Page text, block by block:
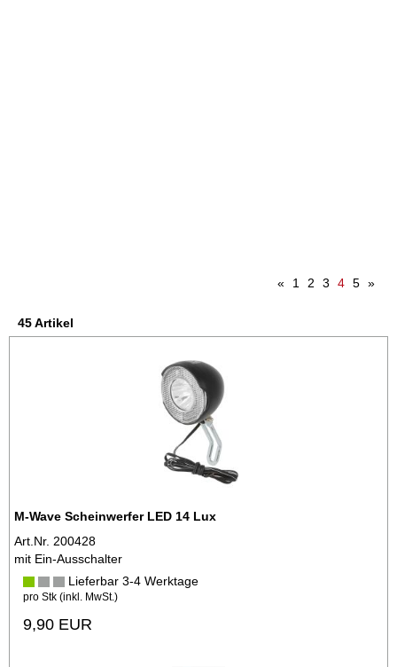
« 1 2 3 4 5 »
45 Artikel
M-Wave Scheinwerfer LED 14 Lux
Art.Nr. 200428
mit Ein-Ausschalter
Lieferbar 3-4 Werktage
pro Stk (inkl. MwSt.)
9,90 EUR